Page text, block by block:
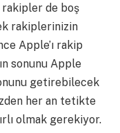
de boş
rakiplerinizin
Apple’ı rakip
sonunu Apple
getirebilecek
her an tetikte
olmak gerekiyor.